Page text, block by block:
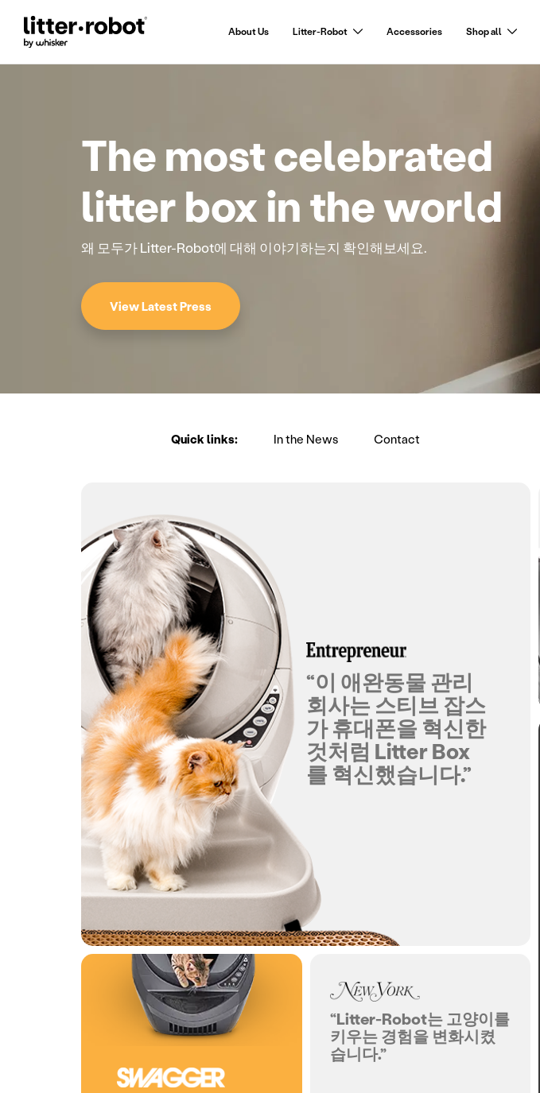
About Us Litter-Robot Accessories Shop all
The most celebrated
litter box in the world
왜 모두가 Litter-Robot에 대해 이야기하는지 확인해보세요.
View Latest Press
Quick links: In the News Contact
“이 애완동물 관리
회사는 스티브 잡스
가 휴대폰을 혁신한
것처럼 Litter Box
를 혁신했습니다.”
“Litter-Robot는 고양이를
키우는 경험을 변화시켰
습니다.”